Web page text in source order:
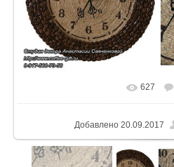
В реальном размере
627
Добавлено20.09.2017